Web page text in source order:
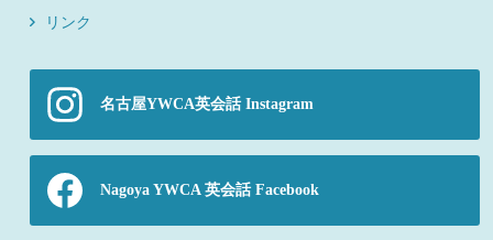
リンク
名古屋YWCA英会話 Instagram
Nagoya YWCA 英会話 Facebook